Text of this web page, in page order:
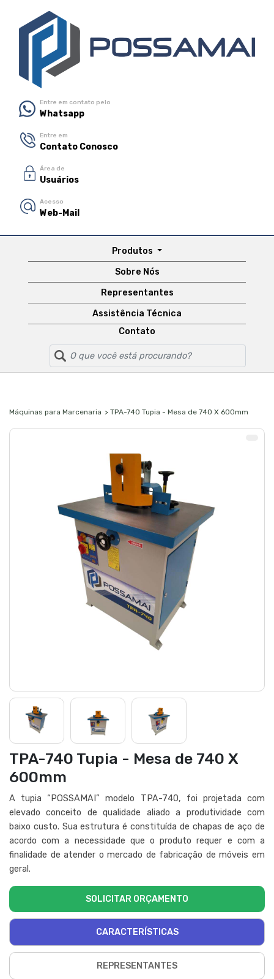
Entre em contato pelo
Whatsapp
Entre em
Contato Conosco
Área de
Usuários
Acesso
Web-Mail
Produtos
Sobre Nós
Representantes
Assistência Técnica
Contato
Máquinas para Marcenaria > TPA-740 Tupia - Mesa de 740 X 600mm
TPA-740 Tupia - Mesa de 740 X
600mm
A tupia “POSSAMAI” modelo TPA-740, foi projetada com
elevado conceito de qualidade aliado a produtividade com
baixo custo. Sua estrutura é constituída de chapas de aço de
acordo com a necessidade que o produto requer e com a
finalidade de atender o mercado de fabricação de móveis em
geral.
SOLICITAR ORÇAMENTO
CARACTERÍSTICAS
REPRESENTANTES